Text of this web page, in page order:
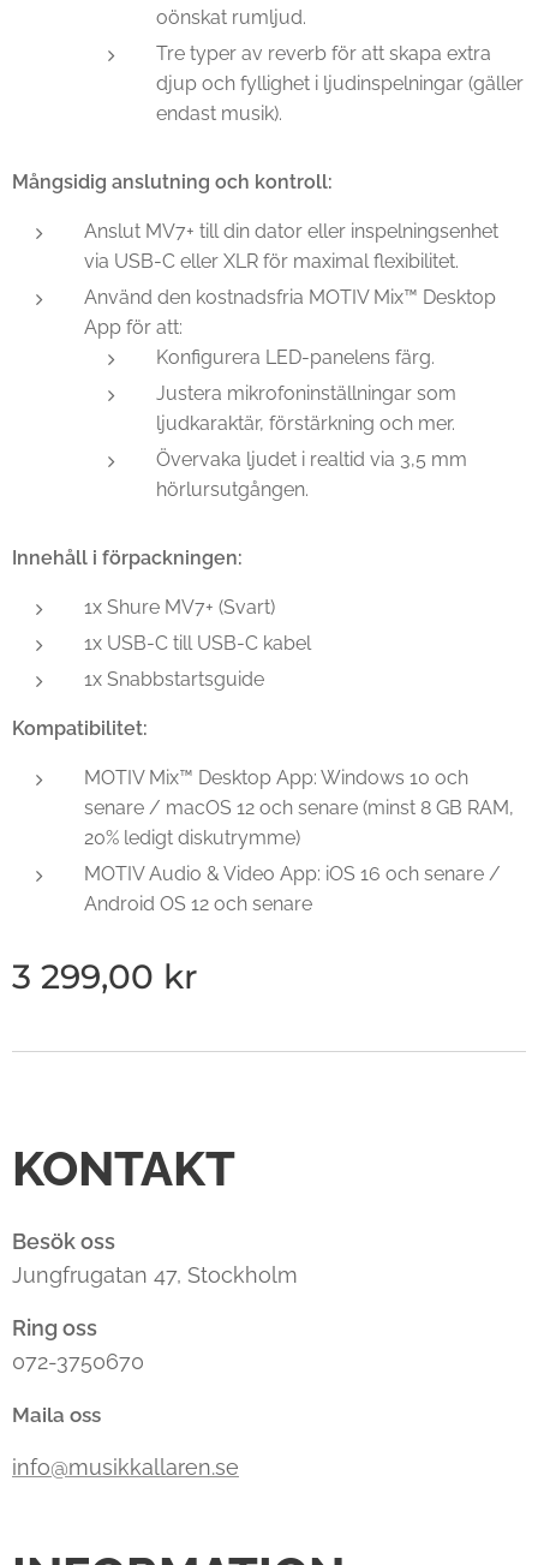
oönskat rumljud.
Tre typer av reverb för att skapa extra
djup och fyllighet i ljudinspelningar (gäller
endast musik).
Mångsidig anslutning och kontroll:
Anslut MV7+ till din dator eller inspelningsenhet
via USB-C eller XLR för maximal flexibilitet.
Använd den kostnadsfria MOTIV Mix™ Desktop
App för att:
Konfigurera LED-panelens färg.
Justera mikrofoninställningar som
ljudkaraktär, förstärkning och mer.
Övervaka ljudet i realtid via 3,5 mm
hörlursutgången.
Innehåll i förpackningen:
1x Shure MV7+ (Svart)
1x USB-C till USB-C kabel
1x Snabbstartsguide
Kompatibilitet:
MOTIV Mix™ Desktop App: Windows 10 och
senare / macOS 12 och senare (minst 8 GB RAM,
20% ledigt diskutrymme)
MOTIV Audio & Video App: iOS 16 och senare /
Android OS 12 och senare
3 299,00 kr
KONTAKT
Besök oss
Jungfrugatan 47, Stockholm
Ring oss
072-3750670
Maila oss
info@musikkallaren.se